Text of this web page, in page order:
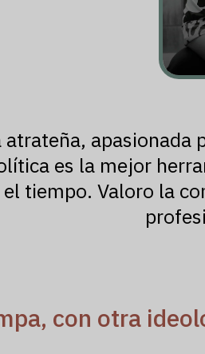
atrateña, apasionada
es la mejor
tiempo. Valoro la
con otra